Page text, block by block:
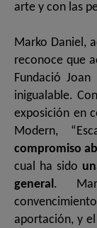
arte y con las
Marko Daniel,
reconoce que
Fundació
inigualable.
exposición en
Modern,
compromiso
cual ha sido
general.
aportación, y